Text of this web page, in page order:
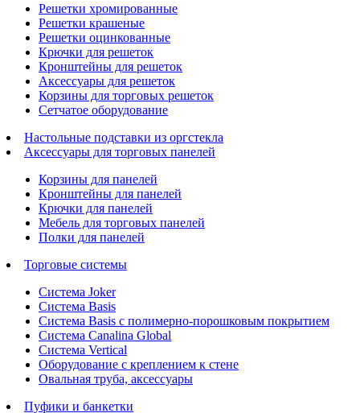
Решетки хромированные
Решетки крашеные
Решетки оцинкованные
Крючки для решеток
Кронштейны для решеток
Аксессуары для решеток
Корзины для торговых решеток
Сетчатое оборудование
Настольные подставки из оргстекла
Аксессуары для торговых панелей
Корзины для панелей
Кронштейны для панелей
Крючки для панелей
Мебель для торговых панелей
Полки для панелей
Торговые системы
Система Joker
Система Basis
Система Basis с полимерно-порошковым покрытием
Система Canalina Global
Система Vertical
Оборудование с креплением к стене
Овальная труба, аксессуары
Пуфики и банкетки